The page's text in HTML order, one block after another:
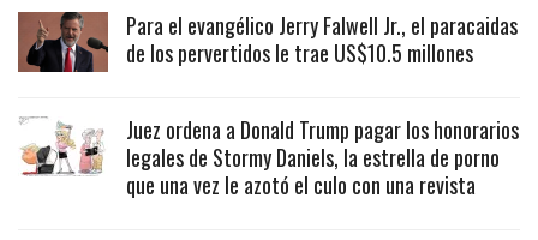
Para el evangélico Jerry Falwell Jr., el paracaidas
de los pervertidos le trae US$10.5 millones
Juez ordena a Donald Trump pagar los honorarios
legales de Stormy Daniels, la estrella de porno
que una vez le azotó el culo con una revista